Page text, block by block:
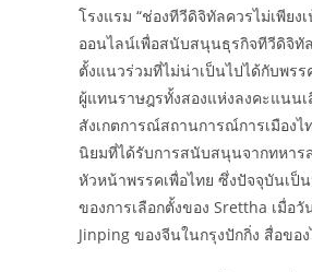
โรงแรม “ช่องทีวีดิจิทัลควรไม่เพีย
ออนไลน์เพื่อสนับสนุนธุรกิจทีวีดิจิทั
ตั้งแนวร่วมที่ไม่น่าเป็นไปได้กับพร
ผู้แทนราษฎรทั้งสองแห่งลงคะแนน
สังเกตการณ์สถานการณ์การเมือง
นิยมที่ได้รับการสนับสนุนจากทหาร
หัวหน้าพรรคเพื่อไทย ซึ่งปัจจุบันเป็
ของการเลือกตั้งของ Srettha เมื่อ
Jinping ของจีนในกรุงปักกิ่ง สื่อขอ